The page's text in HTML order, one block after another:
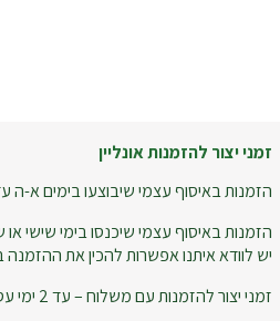
זמני יצור להזמנות אונליין
הזמנות באיסוף עצמי שיבוצעו בימים א-ה עד שעה 18:00 – ניתן לאסוף
הזמנות באיסוף עצמי שיכנסו בימי שישי
יש לוודא איתנו אפשרות להכין את ההזמנה
זמני יצור להזמנות עם משלוח – עד 2 ימי עסקים.